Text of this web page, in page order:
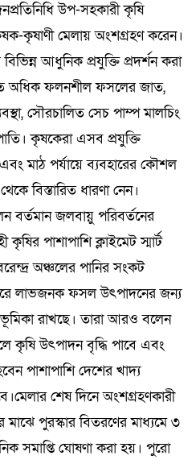
উপ-সহকারী কৃষি
কৃষাণী মেলায় অংশগ্রহণ করেন।
আধুনিক প্রযুক্তি প্রদর্শন করা
অধিক ফলনশীল ফসলের জাত,
সৌরচালিত সেচ পাম্প মালচিং
কৃষকেরা এসব প্রযুক্তি
মাঠ পর্যায়ে ব্যবহারের কৌশল
বিস্তারিত ধারণা নেন।
বর্তমান জলবায়ু পরিবর্তনের
কৃষির পাশাপাশি ক্লাইমেট স্মার্ট
অঞ্চলের পানির সংকট
লাভজনক ফসল উৎপাদনের জন্য
রাখছে। তারা আরও বলেন
কৃষি উৎপাদন বৃদ্ধি পাবে এবং
পাশাপাশি দেশের খাদ্য
শেষ দিনে অংশগ্রহণকারী
পুরস্কার বিতরণের মাধ্যমে ৩
সমাপ্তি ঘোষণা করা হয়। পুরো